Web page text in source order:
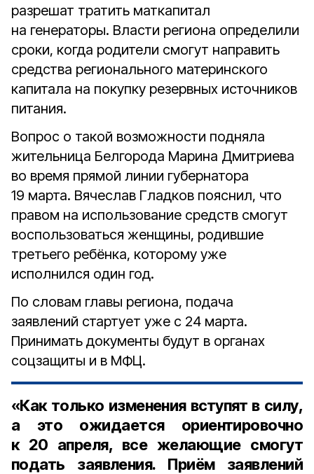
разрешат тратить маткапитал
на генераторы. Власти региона определили
сроки, когда родители смогут направить
средства регионального материнского
капитала на покупку резервных источников
питания.
Вопрос о такой возможности подняла
жительница Белгорода Марина Дмитриева
во время прямой линии губернатора
19 марта. Вячеслав Гладков пояснил, что
правом на использование средств смогут
воспользоваться женщины, родившие
третьего ребёнка, которому уже
исполнился один год.
По словам главы региона, подача
заявлений стартует уже с 24 марта.
Принимать документы будут в органах
соцзащиты и в МФЦ.
«Как только изменения вступят в силу,
а это ожидается ориентировочно
к 20 апреля, все желающие смогут
подать заявления. Приём заявлений